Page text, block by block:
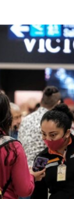
23
CANCÚN
Redacción 8